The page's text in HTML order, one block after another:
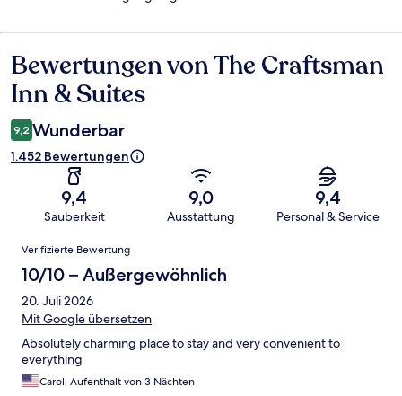
Bewertungen
Bewertungen von The Craftsman
Inn & Suites
9,2 Wunderbar
1.452 Bewertungen
9,4
Sauberkeit
9,0
Ausstattung
9,4
Personal & Service
Bewertungen
Verifizierte Bewertung
10/10 – Außergewöhnlich
20. Juli 2026
Mit Google übersetzen
Absolutely charming place to stay and very convenient to
everything
Carol, Aufenthalt von 3 Nächten